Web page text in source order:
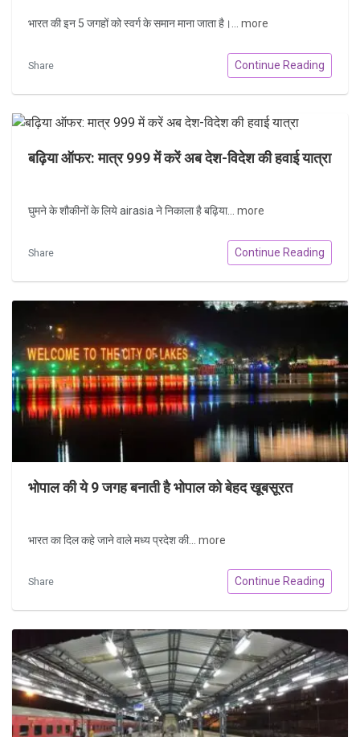
भारत की इन 5 जगहों को स्वर्ग के समान माना जाता है।... more
Share Continue Reading
बढ़िया ऑफर: मात्र 999 में करें अब देश-विदेश की हवाई यात्रा
घुमने के शौकीनों के लिये airasia ने निकाला है बढ़िया... more
Share Continue Reading
भोपाल की ये 9 जगह बनाती है भोपाल को बेहद खूबसूरत
भारत का दिल कहे जाने वाले मध्य प्रदेश की... more
Share Continue Reading